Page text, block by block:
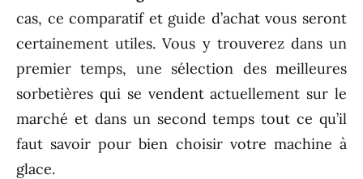
cas, ce comparatif et guide d’achat vous seront
certainement utiles. Vous y trouverez dans un
premier temps, une sélection des meilleures
sorbetières qui se vendent actuellement sur le
marché et dans un second temps tout ce qu’il
faut savoir pour bien choisir votre machine à
glace.